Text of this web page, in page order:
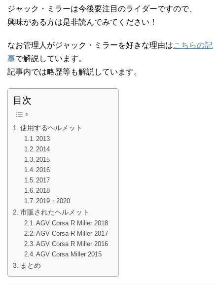
ジャック・ミラーは今後要注目のライダーですので、
興味がある方は是非読んでみてください！
なお管理人がジャック・ミラーを好きな理由はこちらの記
事で解説しています。
記事内では略歴等も解説しています。
目次
使用するヘルメット
2013
2014
2015
2016
2017
2018
2019・2020
市販されたヘルメット
AGV Corsa R Miller 2018
AGV Corsa R Miller 2017
AGV Corsa R Miller 2016
AGV Corsa Miller 2015
まとめ